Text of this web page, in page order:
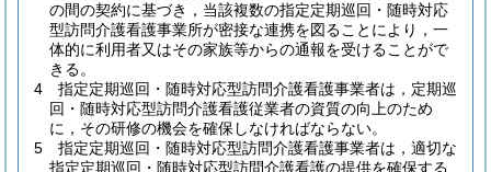
の間の契約に基づき，当該複数の指定定期巡回・随時対応
型訪問介護看護事業所が密接な連携を図ることにより，一
体的に利用者又はその家族等からの通報を受けることがで
きる。
4
指定定期巡回・随時対応型訪問介護看護事業者は，定期巡
回・随時対応型訪問介護看護従業者の資質の向上のため
に，その研修の機会を確保しなければならない。
5
指定定期巡回・随時対応型訪問介護看護事業者は，適切な
指定定期巡回・随時対応型訪問介護看護の提供を確保する